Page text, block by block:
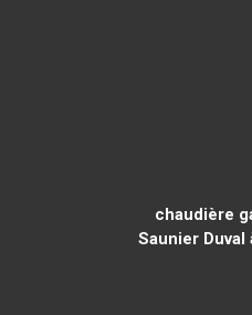
chaudière
Saunier Duval